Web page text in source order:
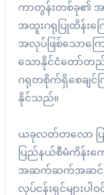
ကာတွန်းတစ်ခု၏
အထူးဂရုပြုထိန်းက
အလုပ်ဖြစ်သောကြေ
သောနိုင်ငံတော်တ
ဂရုတစိုက်ရှိစေချ
နိုင်သည်။
ယခုလတ်တလော ပ
ပြည်နယ်စီမံကိန်း
အဆက်ဆက်အဆင်ပြ
လုပ်ငန်းရှင်များပ